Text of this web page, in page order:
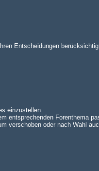
Entscheidungen
einzustellen.
entsprechenden Forenthema
verschoben oder nach Wahl